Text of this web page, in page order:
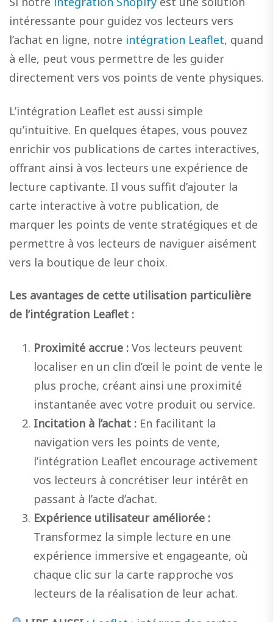
intéressante pour guidez vos lecteurs vers
l’achat en ligne, notre intégration Leaflet, quand
à elle, peut vous permettre de les guider
directement vers vos points de vente physiques.
L’intégration Leaflet est aussi simple
qu’intuitive. En quelques étapes, vous pouvez
enrichir vos publications de cartes interactives,
offrant ainsi à vos lecteurs une expérience de
lecture captivante. Il vous suffit d’ajouter la
carte interactive à votre publication, de
marquer les points de vente stratégiques et de
permettre à vos lecteurs de naviguer aisément
vers la boutique de leur choix.
Les avantages de cette utilisation particulière
de l’intégration Leaflet :
Proximité accrue : Vos lecteurs peuvent
localiser en un clin d’œil le point de vente le
plus proche, créant ainsi une proximité
instantanée avec votre produit ou service.
Incitation à l’achat : En facilitant la
navigation vers les points de vente,
l’intégration Leaflet encourage activement
vos lecteurs à concrétiser leur intérêt en
passant à l’acte d’achat.
Expérience utilisateur améliorée :
Transformez la simple lecture en une
expérience immersive et engageante, où
chaque clic sur la carte rapproche vos
lecteurs de la réalisation de leur achat.